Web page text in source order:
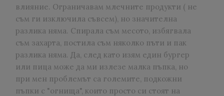
влияние. Ограничавам млечните продукти ( не
съм ги изключила съвсем), но значителна
разлика няма. Спирала съм месото, избягвала
съм захарта, постила съм няколко пъти и пак
разлика няма. Да, след като изям един бургер
или пица може да ми излезе малка пъпка, но
при мен проблемът са големите, подкожни
пъпки с "огнища", които просто си стоят на